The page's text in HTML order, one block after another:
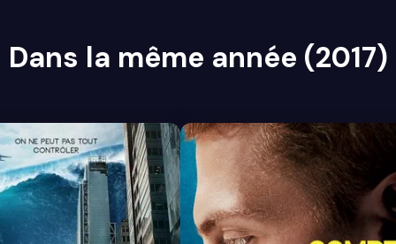
Dans la même année (2017)